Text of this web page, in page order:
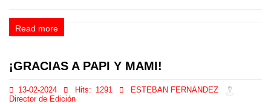
Read more
¡GRACIAS A PAPI Y MAMI!
13-02-2024 Hits: 1291
ESTEBAN FERNANDEZ
Director de Edición